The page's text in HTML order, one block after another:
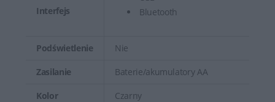
Interfejs
Bluetooth
Podświetlenie Nie
Zasilanie Baterie/akumulatory AA
Kolor Czarny